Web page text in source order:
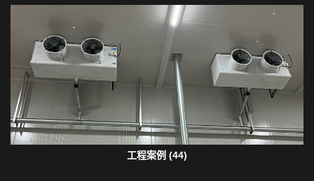
工程案例 (44)